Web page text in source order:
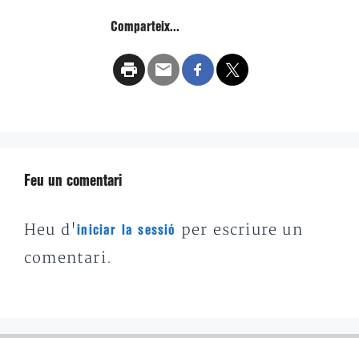
Comparteix...
Feu un comentari
Heu d'iniciar la sessió
per escriure un
comentari.